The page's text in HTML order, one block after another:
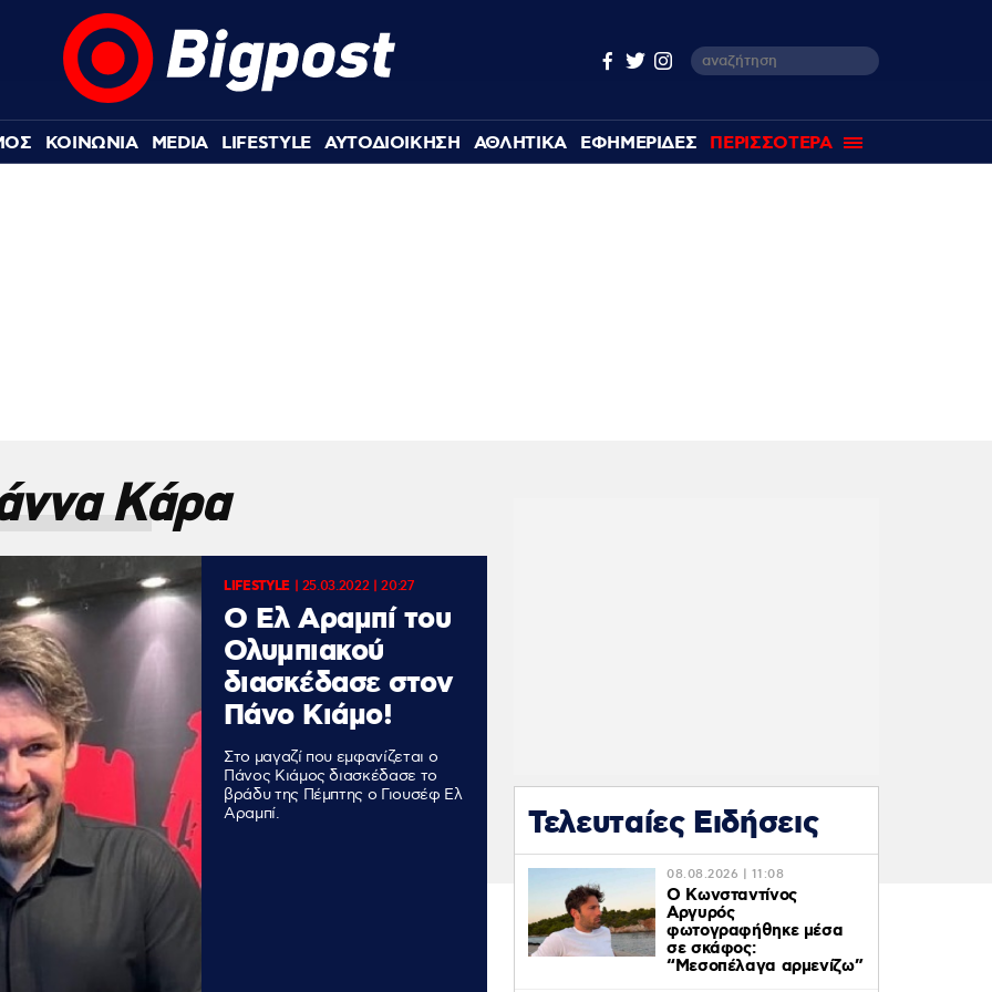
ΚΟΙΝΩΝΙΑ MEDIA LIFESTYLE ΑΥΤΟΔΙΟΙΚΗΣΗ ΑΘΛΗΤΙΚΑ ΕΦΗΜΕΡΙΔΕΣ ΠΕΡΙΣΣΟΤΕΡΑ
Κάρα
LIFESTYLE| 25.03.2022 | 20:27
Ο Ελ Αραμπί του
Ολυμπιακού
διασκέδασε στον
Πάνο Κιάμο!
Στο μαγαζί που εμφανίζεται ο
Πάνος Κιάμος διασκέδασε το
βράδυ της Πέμπτης ο Γιουσέφ Ελ
Αραμπί.
Τελευταίες Ειδήσεις
08.08.2026 | 11:08
Ο Κωνσταντίνος
Αργυρός
φωτογραφήθηκε μέσα
σε σκάφος:
“Μεσοπέλαγα αρμενίζω”